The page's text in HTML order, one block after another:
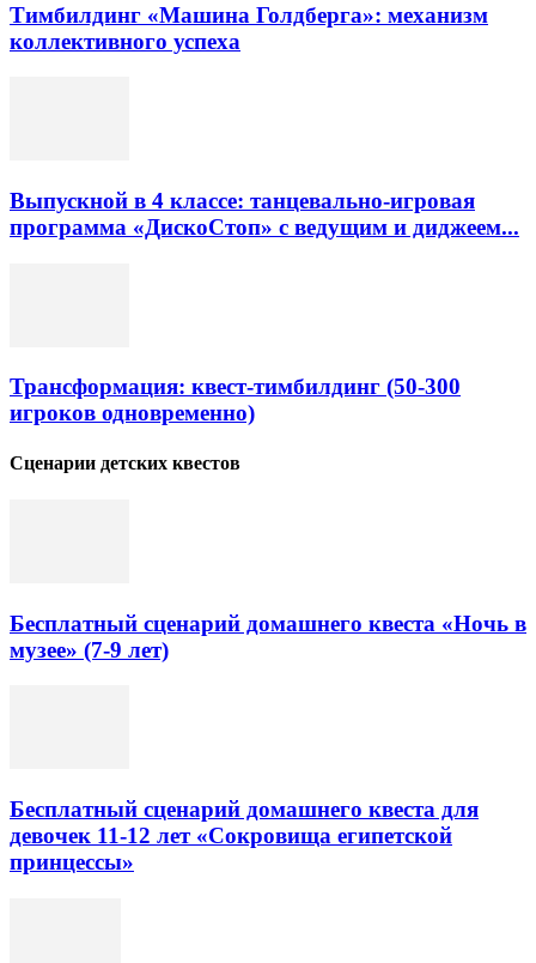
Тимбилдинг «Машина Голдберга»: механизм
коллективного успеха
Выпускной в 4 классе: танцевально-игровая
программа «ДискоСтоп» с ведущим и диджеем...
Трансформация: квест-тимбилдинг (50-300
игроков одновременно)
Сценарии детских квестов
Бесплатный сценарий домашнего квеста «Ночь в
музее» (7-9 лет)
Бесплатный сценарий домашнего квеста для
девочек 11-12 лет «Сокровища египетской
принцессы»